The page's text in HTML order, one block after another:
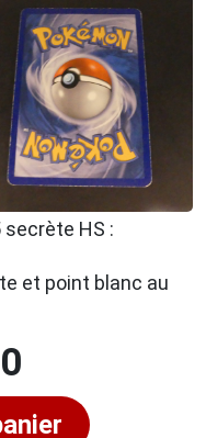
secrète HS :
et point blanc au